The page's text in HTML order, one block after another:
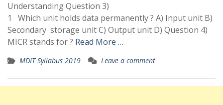
Understanding Question 3)
1 Which unit holds data permanently ? A) Input unit B)
Secondary storage unit C) Output unit D) Question 4)
MICR stands for ? Read More …
MDIT Syllabus 2019 Leave a comment